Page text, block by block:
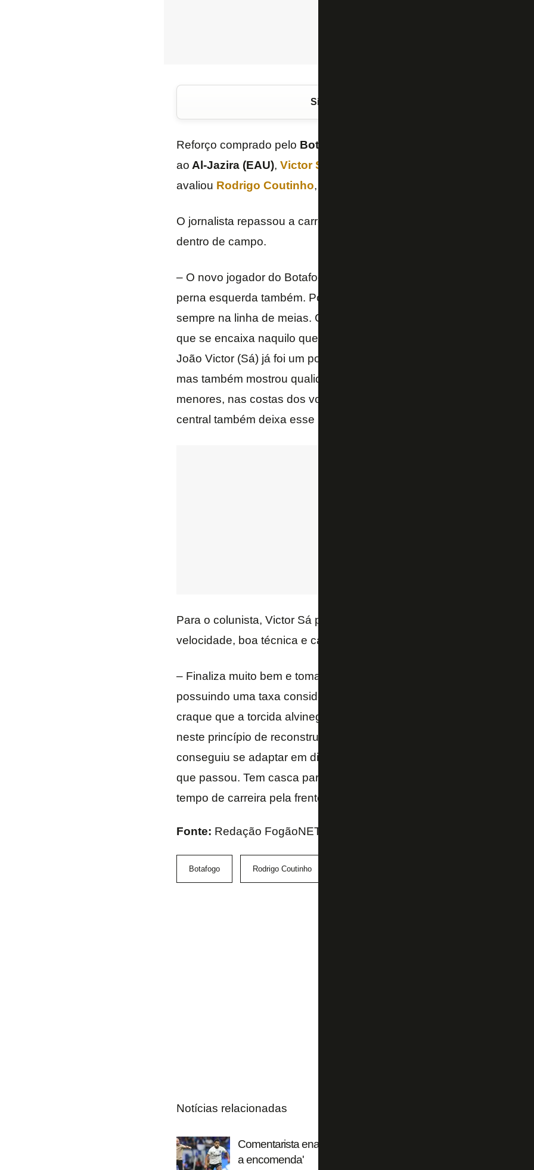
Siga o FogãoNET
Reforço comprado pelo Botafogo
ao Al-Jazira (EAU), Victor Sá
avaliou Rodrigo Coutinho, em sua coluna no “UOL”.
O jornalista repassou a carreira de Victor Sá no exterior e
dentro de campo.
– O novo jogador do Botafogo é destro, mas tem facilidade para
perna esquerda também. Pode jogar pelos dois lados do campo ou
sempre na linha de meias. Cumpre de forma eficaz essas três
que se encaixa naquilo que
João Victor (Sá) já foi um ponta de mais amplitude, ficando fixo pelo
mas também mostrou qualidade para flutuar para o meio e articular
menores, nas costas dos volantes rivais. O próprio fato de ser
central também deixa esse potencial nítido – escreveu Rodrigo
Para o colunista, Victor Sá pode evoluir na concentração e
velocidade, boa técnica e capacidade física, além de poder de
– Finaliza muito bem e toma boas decisões nos momentos finais das
possuindo uma taxa considerável de assistências para gols. João
craque que a torcida alvinegra espera para ver seu clube
neste princípio de reconstrução deve ser muito importante. Saiu
conseguiu se adaptar em diferentes cenários. Deu boas respostas
que passou. Tem casca para chegar e assumir a responsabilidade,
tempo de carreira pela frente. A tacada do Botafogo foi certeira! –
Fonte: Redação FogãoNET e Coluna do Rodrigo Coutinho (UOL)
Botafogo Rodrigo Coutinho
Notícias relacionadas
Comentarista enaltece Botafogo: 'Tem sido um time corajoso.
a encomenda'